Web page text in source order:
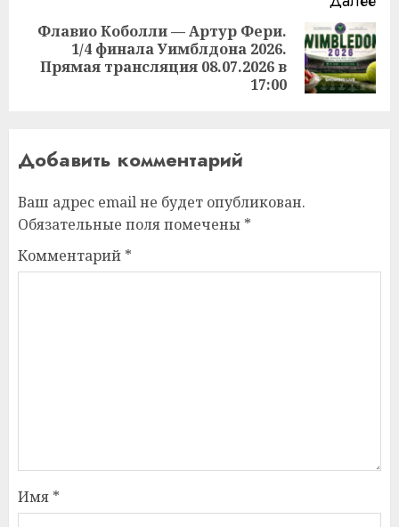
Следующая
запись:
Флавио Коболли — Артур Фери.
1/4 финала Уимблдона 2026.
Прямая трансляция 08.07.2026 в
17:00
Добавить комментарий
Ваш адрес email не будет опубликован.
Обязательные поля помечены *
Комментарий *
Имя *